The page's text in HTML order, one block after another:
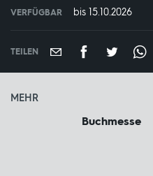
VERFÜGBAR bis 15.10.2026
TEILEN
MEHR
Buchmesse